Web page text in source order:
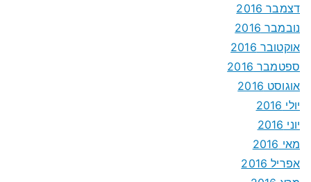
דצמבר 2016
נובמבר 2016
אוקטובר 2016
ספטמבר 2016
אוגוסט 2016
יולי 2016
יוני 2016
מאי 2016
אפריל 2016